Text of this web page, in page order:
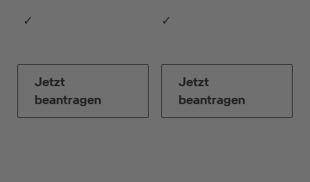
✓
✓
Jetzt
beantragen
Jetzt
beantragen